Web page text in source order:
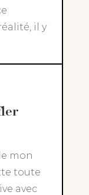
il y
mon
toute
avec